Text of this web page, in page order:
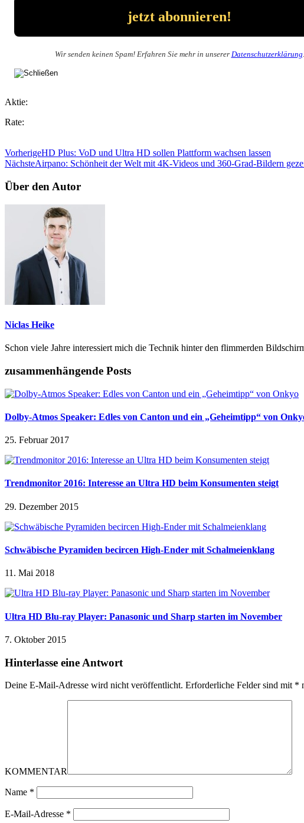
Wir senden keinen Spam! Erfahren Sie mehr in unserer Datenschutzerklärung.
Aktie:
Rate:
VorherigeHD Plus: VoD und Ultra HD sollen Plattform wachsen lassen
NächsteAirpano: Schönheit der Welt mit 4K-Videos und 360-Grad-Bildern
Über den Autor
Niclas Heike
Schon viele Jahre interessiert mich die Technik hinter den flimmerden
zusammenhängende Posts
Dolby-Atmos Speaker: Edles von Canton und ein „Geheimtipp“ von
25. Februar 2017
Trendmonitor 2016: Interesse an Ultra HD beim Konsumenten steigt
29. Dezember 2015
Schwäbische Pyramiden becircen High-Ender mit Schalmeienklang
11. Mai 2018
Ultra HD Blu-ray Player: Panasonic und Sharp starten im November
7. Oktober 2015
Hinterlasse eine Antwort
Deine E-Mail-Adresse wird nicht veröffentlicht. Erforderliche Felder sind mit *
KOMMENTAR
Name *
E-Mail-Adresse *